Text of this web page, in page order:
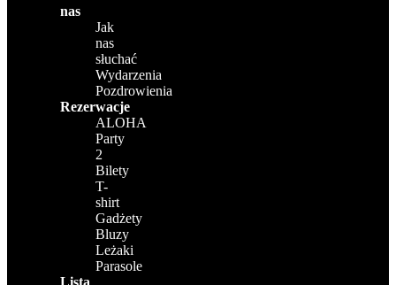
nas
Jak
nas
słuchać
Wydarzenia
Pozdrowienia
Rezerwacje
ALOHA
Party
2
Bilety
T-
shirt
Gadżety
Bluzy
Leżaki
Parasole
Lista